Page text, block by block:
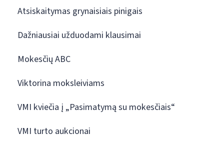
Atsiskaitymas grynaisiais pinigais
Dažniausiai užduodami klausimai
Mokesčių ABC
Viktorina moksleiviams
VMI kviečia į „Pasimatymą su mokesčiais“
VMI turto aukcionai